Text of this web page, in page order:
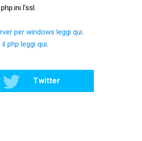
l'ssl.
per windows leggi qui.
php leggi qui.
Twitter